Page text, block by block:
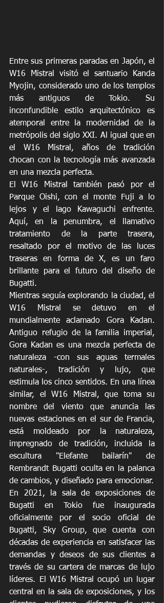
Entre sus primeras paradas en Japón, el
W16 Mistral visitó el santuario Kanda
Myojin, considerado uno de los templos
más antiguos de Tokio. Su
inconfundible estilo arquitectónico es
atemporal entre la modernidad de la
metrópolis del siglo XXI. Al igual que en
el W16 Mistral, años de tradición
chocan con la tecnología más avanzada
en una mezcla perfecta.
El W16 Mistral también pasó por el
Parque Oishi, con el monte Fuji a lo
lejos y el lago Kawaguchi enfrente.
Aquí, en la penumbra, el llamativo
tratamiento de la parte trasera,
resaltado por el motivo de las luces
traseras en forma de X, es un faro
brillante para el futuro del diseño de
Bugatti.
Mientras seguía explorando la ciudad, el
W16 Mistral se detuvo en el
mundialmente aclamado Gora Kadan.
Antiguo refugio de la familia imperial,
Gora Kadan es una mezcla perfecta de
naturaleza -con sus aguas termales
naturales-, tradición y lujo, que
estimula los cinco sentidos. En una línea
similar, el W16 Mistral, que toma su
nombre del viento que anuncia las
nuevas estaciones en el sur de Francia,
está moldeado por la naturaleza,
impregnado de tradición, incluida la
escultura "Elefante bailarín" de
Rembrandt Bugatti oculta en la palanca
de cambios, y diseñado para emocionar.
En 2021, la sala de exposiciones de
Bugatti en Tokio fue inaugurada
oficialmente por el socio oficial de
Bugatti, Sky Group, que cuenta con
décadas de experiencia en satisfacer las
demandas y deseos de sus clientes a
través de su cartera de marcas de lujo
líderes. El W16 Mistral ocupó un lugar
central en la sala de exposiciones, y los